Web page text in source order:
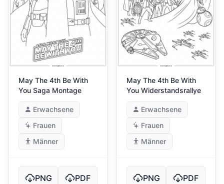
May The 4th Be With
You Saga Montage
Erwachsene
Frauen
Männer
PNG PDF
May The 4th Be With
You Widerstandsrallye
Erwachsene
Frauen
Männer
PNG PDF